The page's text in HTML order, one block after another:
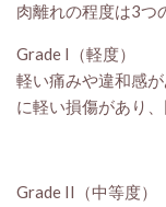
肉離れの程度は3つ
Grade I（軽度）
軽い痛みや違和感
に軽い損傷があり、
Grade II（中等度）